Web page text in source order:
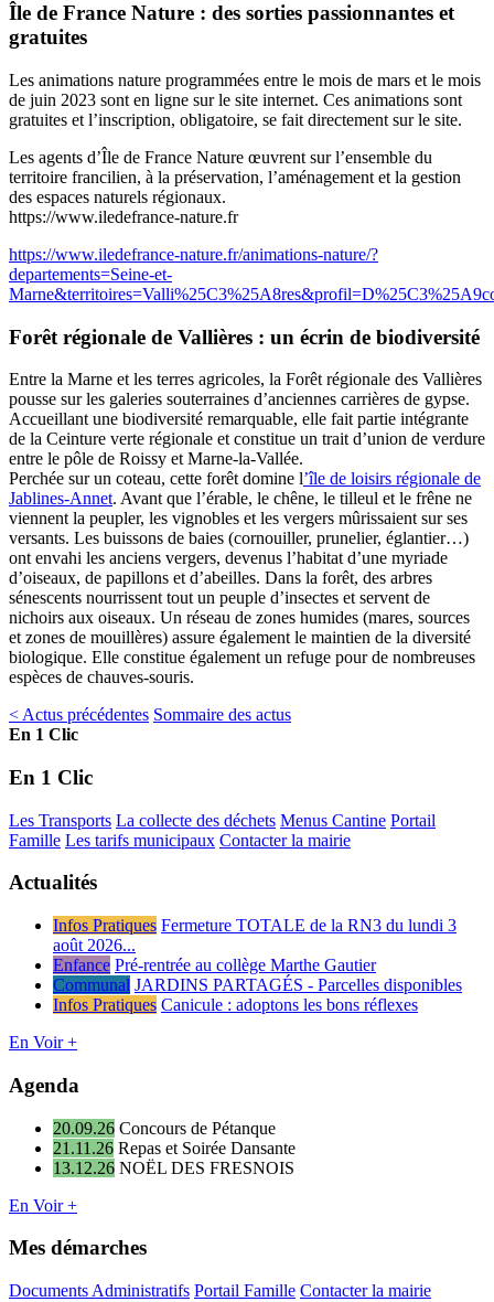
Île de France Nature : des sorties passionnantes et
gratuites
Les animations nature programmées entre le mois de mars et le mois
de juin 2023 sont en ligne sur le site internet. Ces animations sont
gratuites et l’inscription, obligatoire, se fait directement sur le site.
Les agents d’Île de France Nature œuvrent sur l’ensemble du
territoire francilien, à la préservation, l’aménagement et la gestion
des espaces naturels régionaux.
https://www.iledefrance-nature.fr
https://www.iledefrance-nature.fr/animations-nature/?
departements=Seine-et-
Forêt régionale de Vallières : un écrin de biodiversité
Entre la Marne et les terres agricoles, la Forêt régionale des Vallières
pousse sur les galeries souterraines d’anciennes carrières de gypse.
Accueillant une biodiversité remarquable, elle fait partie intégrante
de la Ceinture verte régionale et constitue un trait d’union de verdure
entre le pôle de Roissy et Marne-la-Vallée.
Perchée sur un coteau, cette forêt domine l’île de loisirs régionale de
Jablines-Annet. Avant que l’érable, le chêne, le tilleul et le frêne ne
viennent la peupler, les vignobles et les vergers mûrissaient sur ses
versants. Les buissons de baies (cornouiller, prunelier, églantier…)
ont envahi les anciens vergers, devenus l’habitat d’une myriade
d’oiseaux, de papillons et d’abeilles. Dans la forêt, des arbres
sénescents nourrissent tout un peuple d’insectes et servent de
nichoirs aux oiseaux. Un réseau de zones humides (mares, sources
et zones de mouillères) assure également le maintien de la diversité
biologique. Elle constitue également un refuge pour de nombreuses
espèces de chauves-souris.
< Actus précédentes Sommaire des actus
En 1 Clic
En 1 Clic
Les Transports La collecte des déchets Menus Cantine Portail
Famille Les tarifs municipaux Contacter la mairie
Actualités
Infos Pratiques Fermeture TOTALE de la RN3 du lundi 3
août 2026...
Enfance Pré-rentrée au collège Marthe Gautier
Communal JARDINS PARTAGÉS - Parcelles disponibles
Infos Pratiques Canicule : adoptons les bons réflexes
En Voir +
Agenda
20.09.26 Concours de Pétanque
21.11.26 Repas et Soirée Dansante
13.12.26 NOËL DES FRESNOIS
En Voir +
Mes démarches
Documents Administratifs Portail Famille Contacter la mairie